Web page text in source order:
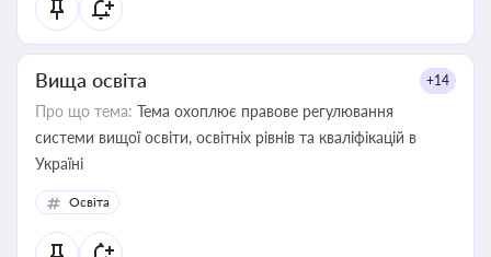
Вища освіта +14
Про що тема: Тема охоплює правове регулювання
системи вищої освіти, освітніх рівнів та кваліфікацій в
Україні
Освіта